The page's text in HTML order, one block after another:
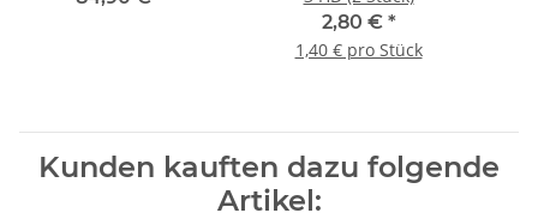
2,80 € *
1,40 € pro Stück
Kunden kauften dazu folgende
Artikel: